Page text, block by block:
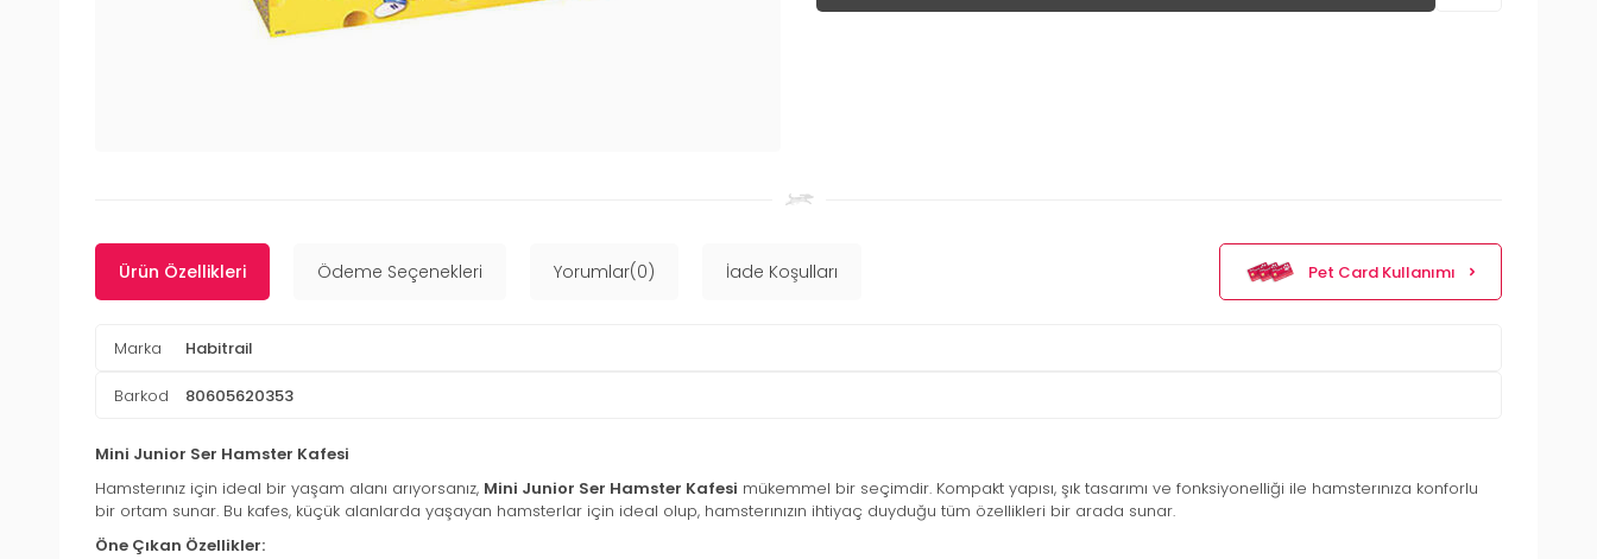
Ürün Özellikleri Ödeme Seçenekleri Yorumlar(0) İade Koşulları Pet Card Kullanımı
Marka Habitrail
Barkod 80605620353
Mini Junior Ser Hamster Kafesi
Hamsterınız için ideal bir yaşam alanı arıyorsanız, Mini Junior Ser Hamster Kafesi mükemmel bir seçimdir. Kompakt yapısı, şık tasarımı ve fonksiyonelliği ile hamsterınıza konforlu
bir ortam sunar. Bu kafes, küçük alanlarda yaşayan hamsterlar için ideal olup, hamsterınızın ihtiyaç duyduğu tüm özellikleri bir arada sunar.
Öne Çıkan Özellikler: